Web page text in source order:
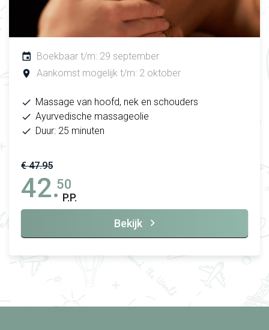
Boekbaar t/m: 29 september
Aankomst mogelijk t/m: 2 oktober
Massage van hoofd, nek en schouders
Ayurvedische massageolie
Duur: 25 minuten
€ 47.95
42.50
P.P.
Bekijk